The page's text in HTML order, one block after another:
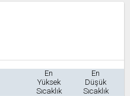
En
Yüksek
Sıcaklık
En
Düşük
Sıcaklık